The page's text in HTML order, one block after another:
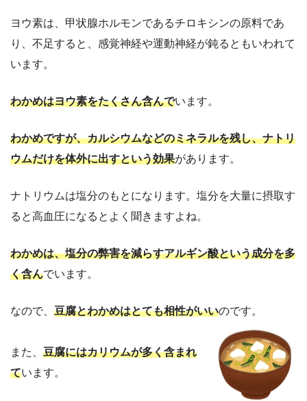
ヨウ素は、甲状腺ホルモンであるチロキシンの原料であ
り、不足すると、感覚神経や運動神経が鈍るともいわれて
います。
わかめはヨウ素をたくさん含んでいます。
わかめですが、カルシウムなどのミネラルを残し、ナトリ
ウムだけを体外に出すという効果があります。
ナトリウムは塩分のもとになります。塩分を大量に摂取す
ると高血圧になるとよく聞きますよね。
わかめは、塩分の弊害を減らすアルギン酸という成分を多
く含んでいます。
なので、 豆腐とわかめはとても相性がいいのです。
また、 豆腐にはカリウムが多く含まれ
ています。